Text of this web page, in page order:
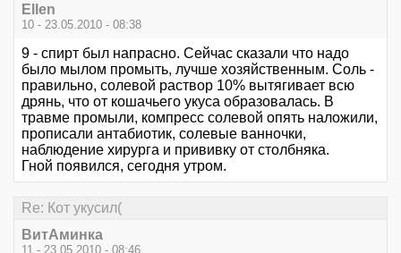
Ellen
10 - 23.05.2010 - 08:38
9 - спирт был напрасно. Сейчас сказали что надо
было мылом промыть, лучше хозяйственным. Соль -
правильно, солевой раствор 10% вытягивает всю
дрянь, что от кошачьего укуса образовалась. В
травме промыли, компресс солевой опять наложили,
прописали антабиотик, солевые ванночки,
наблюдение хирурга и прививку от столбняка.
Гной появился, сегодня утром.
Re: Кот укусил(
ВитАминка
11 - 23.05.2010 - 08:46